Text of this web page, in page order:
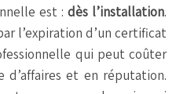
est : dès l’installation.
l’expiration d’un certificat
qui peut coûter
et en réputation.